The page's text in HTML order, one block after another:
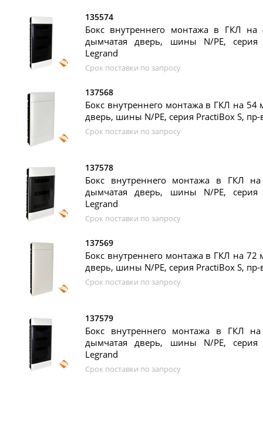
135574
Бокс внутреннего монтажа в ГКЛ на
дымчатая дверь, шины N/PE, серия
Legrand
Срок поставки по запросу
137568
Бокс внутреннего монтажа в ГКЛ на 54
дверь, шины N/PE, серия PractiBox S, пр-
Срок поставки по запросу
137578
Бокс внутреннего монтажа в ГКЛ
дымчатая дверь, шины N/PE, серия
Legrand
Срок поставки по запросу
137569
Бокс внутреннего монтажа в ГКЛ на 72
дверь, шины N/PE, серия PractiBox S, пр-
Срок поставки по запросу
137579
Бокс внутреннего монтажа в ГКЛ
дымчатая дверь, шины N/PE, серия
Legrand
Срок поставки по запросу